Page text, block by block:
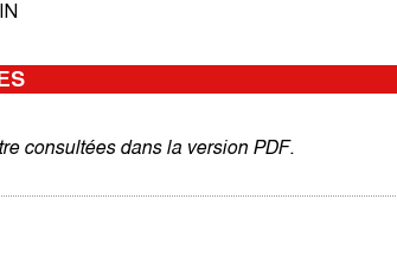
consultées dans la version PDF.